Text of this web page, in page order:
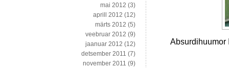
Absurdihuumor
mai 2012 (3)
aprill 2012 (12)
märts 2012 (5)
veebruar 2012 (9)
jaanuar 2012 (12)
detsember 2011 (7)
november 2011 (9)